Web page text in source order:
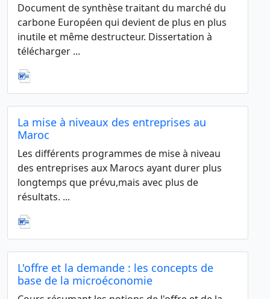
Document de synthèse traitant du marché du
carbone Européen qui devient de plus en plus
inutile et même destructeur. Dissertation à
télécharger ...
La mise à niveaux des entreprises au
Maroc
Les différents programmes de mise à niveau
des entreprises aux Marocs ayant durer plus
longtemps que prévu,mais avec plus de
résultats. ...
L'offre et la demande : les concepts de
base de la microéconomie